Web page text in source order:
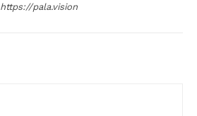
https://pala.vision